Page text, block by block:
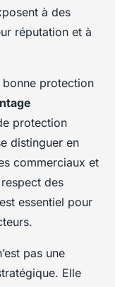
à des
réputation et à
bonne protection
protection
distinguer en
commerciaux et
des
essentiel pour
pas une
Elle